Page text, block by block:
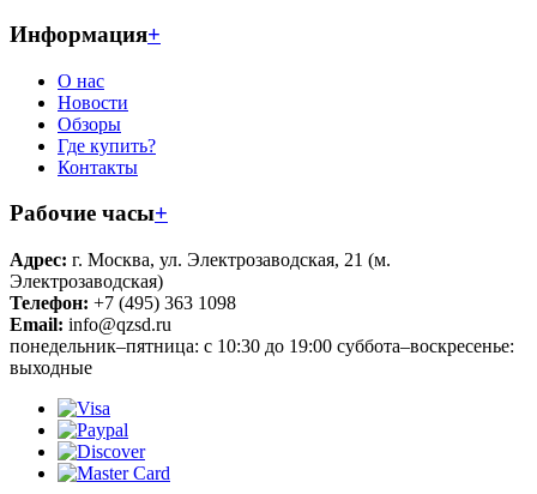
Информация+
О нас
Новости
Обзоры
Где купить?
Контакты
Рабочие часы+
Адрес: г. Москва, ул. Электрозаводская, 21 (м.
Электрозаводская)
Телефон: +7 (495) 363 1098
Email: info@qzsd.ru
понедельник–пятница: с 10:30 до 19:00 суббота–воскресенье:
выходные